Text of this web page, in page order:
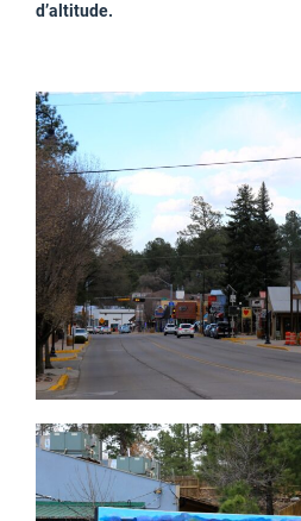
d’altitude.